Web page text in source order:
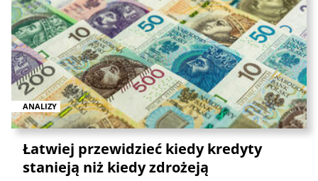
ANALIZY
Łatwiej przewidzieć kiedy kredyty
stanieją niż kiedy zdrożeją